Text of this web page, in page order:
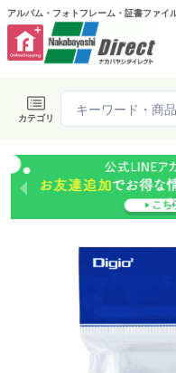
アルバム・フォトフレーム・証書ファイ
カテゴリ